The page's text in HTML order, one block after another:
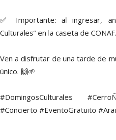
✅ Importante: al ingresar,
Culturales” en la caseta de CONAF.
Ven a disfrutar de una tarde de
único. 🙌🌱
#DomingosCulturales
#Concierto #EventoGratuito